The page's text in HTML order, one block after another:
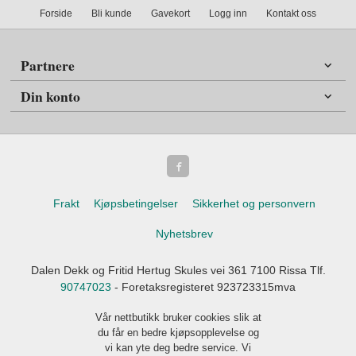
Forside Bli kunde Gavekort Logg inn Kontakt oss
Partnere
Din konto
Frakt Kjøpsbetingelser Sikkerhet og personvern
Nyhetsbrev
Dalen Dekk og Fritid Hertug Skules vei 361 7100 Rissa Tlf.
90747023 - Foretaksregisteret 923723315mva
Vår nettbutikk bruker cookies slik at
du får en bedre kjøpsopplevelse og
vi kan yte deg bedre service. Vi